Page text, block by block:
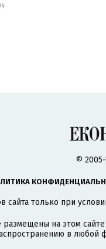
©
сайта только при
на этом сайте
в любой